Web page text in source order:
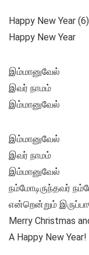
Happy New Year (6)
Happy New Year
இம்மானுவேல்
இவர் நாமம்
இம்மானுவேல்
இம்மானுவேல்
இவர் நாமம்
இம்மானுவேல்
நம்மோடிருந்தவர்
என்றென்றும்
Merry Christmas
A Happy New Year!